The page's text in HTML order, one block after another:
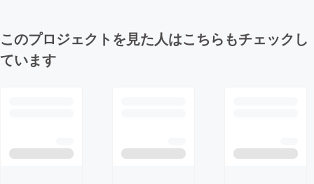
このプロジェクトを見た人はこちらもチェックし
ています